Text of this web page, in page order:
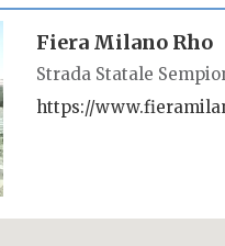
Fiera Milano Rho
Strada Statale
https://